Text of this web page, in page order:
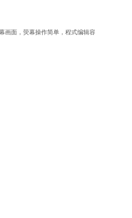
画面，荧幕操作简单，程式编辑容